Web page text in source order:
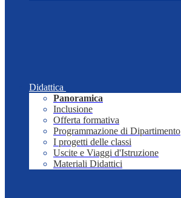
Didattica
Panoramica
Inclusione
Offerta formativa
Programmazione di Dipartimento
I progetti delle classi
Uscite e Viaggi d'Istruzione
Materiali Didattici